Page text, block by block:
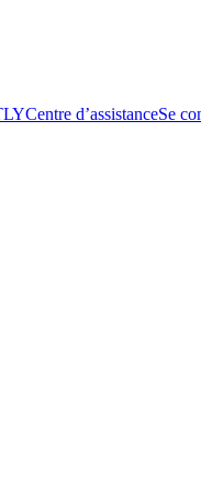
Centre d’assistanceSe